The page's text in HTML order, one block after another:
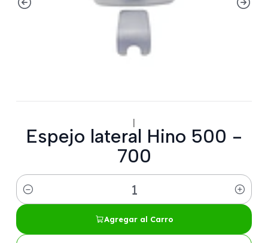
|
Espejo lateral Hino 500 -
700
Cantidad
Agregar al Carro